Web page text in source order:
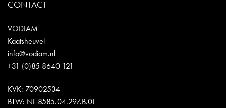
CONTACT
VODIAM
Kaatsheuvel
info@vodiam.nl
+31 (0)85 8640 121
KVK: 70902534
BTW: NL 8585.04.297.B.01